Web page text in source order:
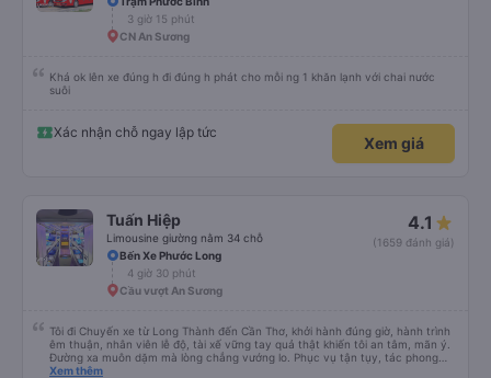
3 giờ 15 phút
CN An Sương
Khá ok lên xe đúng h đi đúng h phát cho mỗi ng 1 khăn lạnh với chai nước
suôi
Xác nhận chỗ ngay lập tức
Xem giá
Tuấn Hiệp
Limousine giường nằm 34 chỗ
4.1
(1659 đánh giá)
Bến Xe Phước Long
4 giờ 30 phút
Cầu vượt An Sương
Tôi đi Chuyến xe từ Long Thành đến Cần Thơ, khởi hành đúng giờ, hành trình
êm thuận, nhân viên lễ độ, tài xế vững tay quả thật khiến tôi an tâm, mãn ý.
Đường xa muôn dặm mà lòng chẳng vướng lo. Phục vụ tận tụy, tác phong
nghiêm cẩn, hiếm thấy giữa thời buổi kim tiền vội vã. Xã hội loạn đạo. Xin gửi
Xem thêm